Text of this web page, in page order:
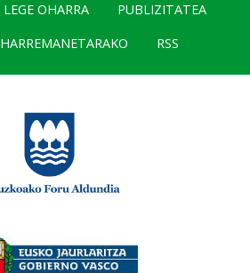
LEGE OHARRA
PUBLIZITATEA
HARREMANETARAKO RSS